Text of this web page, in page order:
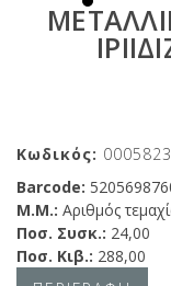
Κωδικός:
Barcode:
Μ.Μ.: Αριθμός
Ποσ. Συσκ.: 24,00
Ποσ. Κιβ.: 288,00